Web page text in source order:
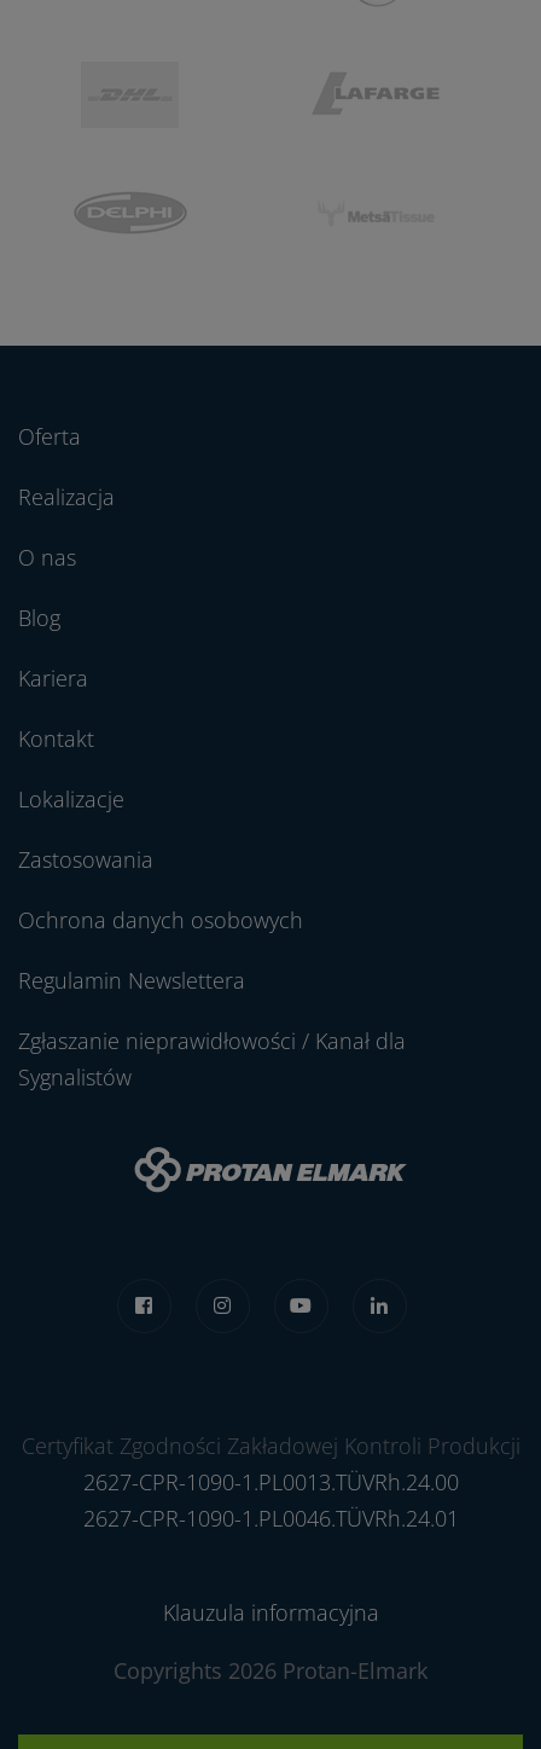
Oferta
Realizacja
O nas
Blog
Kariera
Kontakt
Lokalizacje
Zastosowania
Ochrona danych osobowych
Regulamin Newslettera
Zgłaszanie nieprawidłowości / Kanał dla
Sygnalistów
Certyfikat Zgodności Zakładowej Kontroli Produkcji
2627-CPR-1090-1.PL0013.TÜVRh.24.00
2627-CPR-1090-1.PL0046.TÜVRh.24.01
Klauzula informacyjna
Copyrights 2026 Protan-Elmark